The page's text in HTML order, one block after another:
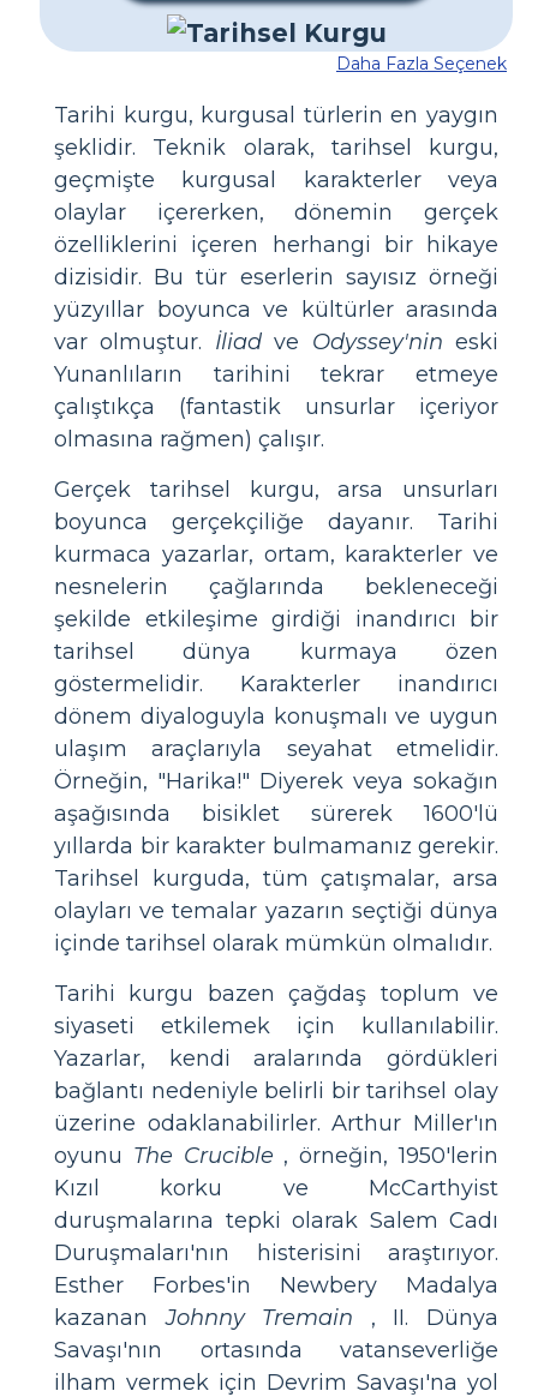
Daha Fazla Seçenek
Tarihi kurgu, kurgusal türlerin en yaygın
şeklidir. Teknik olarak, tarihsel kurgu,
geçmişte kurgusal karakterler veya
olaylar içererken, dönemin gerçek
özelliklerini içeren herhangi bir hikaye
dizisidir. Bu tür eserlerin sayısız örneği
yüzyıllar boyunca ve kültürler arasında
var olmuştur. İliadve Odyssey'nin eski
Yunanlıların tarihini tekrar etmeye
çalıştıkça (fantastik unsurlar içeriyor
olmasına rağmen) çalışır.
Gerçek tarihsel kurgu, arsa unsurları
boyunca gerçekçiliğe dayanır. Tarihi
kurmaca yazarlar, ortam, karakterler ve
nesnelerin çağlarında bekleneceği
şekilde etkileşime girdiği inandırıcı bir
tarihsel dünya kurmaya özen
göstermelidir. Karakterler inandırıcı
dönem diyaloguyla konuşmalı ve uygun
ulaşım araçlarıyla seyahat etmelidir.
Örneğin, "Harika!" Diyerek veya sokağın
aşağısında bisiklet sürerek 1600'lü
yıllarda bir karakter bulmamanız gerekir.
Tarihsel kurguda, tüm çatışmalar, arsa
olayları ve temalar yazarın seçtiği dünya
içinde tarihsel olarak mümkün olmalıdır.
Tarihi kurgu bazen çağdaş toplum ve
siyaseti etkilemek için kullanılabilir.
Yazarlar, kendi aralarında gördükleri
bağlantı nedeniyle belirli bir tarihsel olay
üzerine odaklanabilirler. Arthur Miller'ın
oyunu The Crucible , örneğin, 1950'lerin
Kızıl korku ve McCarthyist
duruşmalarına tepki olarak Salem Cadı
Duruşmaları'nın histerisini araştırıyor.
Esther Forbes'in Newbery Madalya
kazananJohnny Tremain , II. Dünya
Savaşı'nın ortasında vatanseverliğe
ilham vermek için Devrim Savaşı'na yol